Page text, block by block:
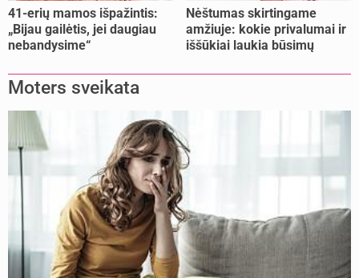
41-erių mamos išpažintis:
„Bijau gailėtis, jei daugiau
nebandysime“
Nėštumas skirtingame
amžiuje: kokie privalumai ir
iššūkiai laukia būsimų
Moters sveikata